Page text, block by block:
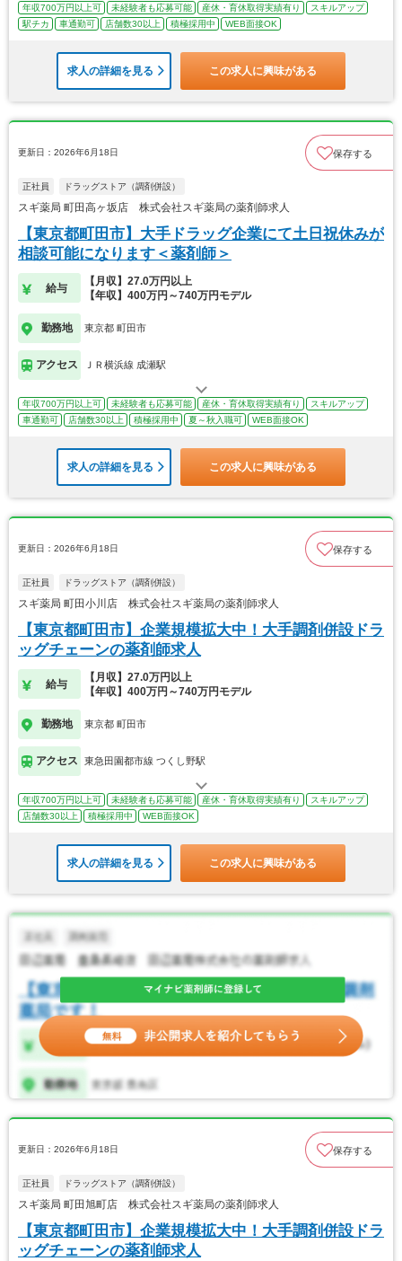
年収700万円以上可 未経験者も応募可能 産休・育休取得実績有り
スキルアップ
駅チカ
車通勤可 店舗数30以上 積極採用中 WEB面接OK
求人の詳細を見る この求人に興味がある
更新日：2026年6月18日 保存する
正社員 ドラッグストア（調剤併設）
スギ薬局 町田高ヶ坂店 株式会社スギ薬局の薬剤師求人
【東京都町田市】大手ドラッグ企業にて土日祝休みが
相談可能になります＜薬剤師＞
給与
【月収】27.0万円以上
【年収】400万円～740万円モデル
勤務地 東京都 町田市
アクセス ＪＲ横浜線 成瀬駅
年収700万円以上可 未経験者も応募可能 産休・育休取得実績有り
スキルアップ
車通勤可
店舗数30以上 積極採用中 夏～秋入職可 WEB面接OK
求人の詳細を見る この求人に興味がある
更新日：2026年6月18日 保存する
正社員 ドラッグストア（調剤併設）
スギ薬局 町田小川店 株式会社スギ薬局の薬剤師求人
【東京都町田市】企業規模拡大中！大手調剤併設ドラ
ッグチェーンの薬剤師求人
給与
【月収】27.0万円以上
【年収】400万円～740万円モデル
勤務地 東京都 町田市
アクセス 東急田園都市線 つくし野駅
年収700万円以上可 未経験者も応募可能 産休・育休取得実績有り
スキルアップ
店舗数30以上
積極採用中 WEB面接OK
求人の詳細を見る この求人に興味がある
更新日：2026年6月18日 保存する
正社員 ドラッグストア（調剤併設）
スギ薬局 町田旭町店 株式会社スギ薬局の薬剤師求人
【東京都町田市】企業規模拡大中！大手調剤併設ドラ
ッグチェーンの薬剤師求人